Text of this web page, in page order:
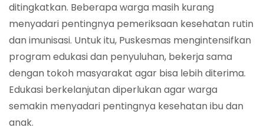
ditingkatkan. Beberapa warga masih kurang
menyadari pentingnya pemeriksaan kesehatan rutin
dan imunisasi. Untuk itu, Puskesmas mengintensifkan
program edukasi dan penyuluhan, bekerja sama
dengan tokoh masyarakat agar bisa lebih diterima.
Edukasi berkelanjutan diperlukan agar warga
semakin menyadari pentingnya kesehatan ibu dan
anak.